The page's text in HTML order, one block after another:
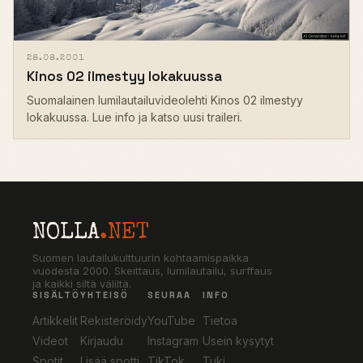
28.08.2001
Kinos 02 ilmestyy lokakuussa
Suomalainen lumilautailuvideolehti Kinos 02 ilmestyy
lokakuussa. Lue info ja katso uusi traileri.
NOLLA.NET
Suomen lautailukulttuurin kohtaamispaikka
vuodesta 2000. Skeittaus, lumilautailu, surffaus
ja kaikki siltä väliltä.
SISÄLTÖ
Artikkelit
Videot
YHTEISÖ
Rekisteröidy
Kirjaudu
SEURAA
YouTube
Instagram
INFO
Tietoa
Usein kysytyt